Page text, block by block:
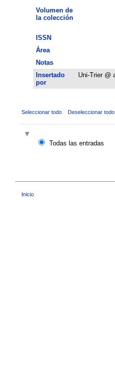
Volumen de
la colección
ISSN
Área
Notas
Insertado
por
Uni-Trier @
Seleccionar todo Deseleccionar todo
Todas las entradas
Inicio